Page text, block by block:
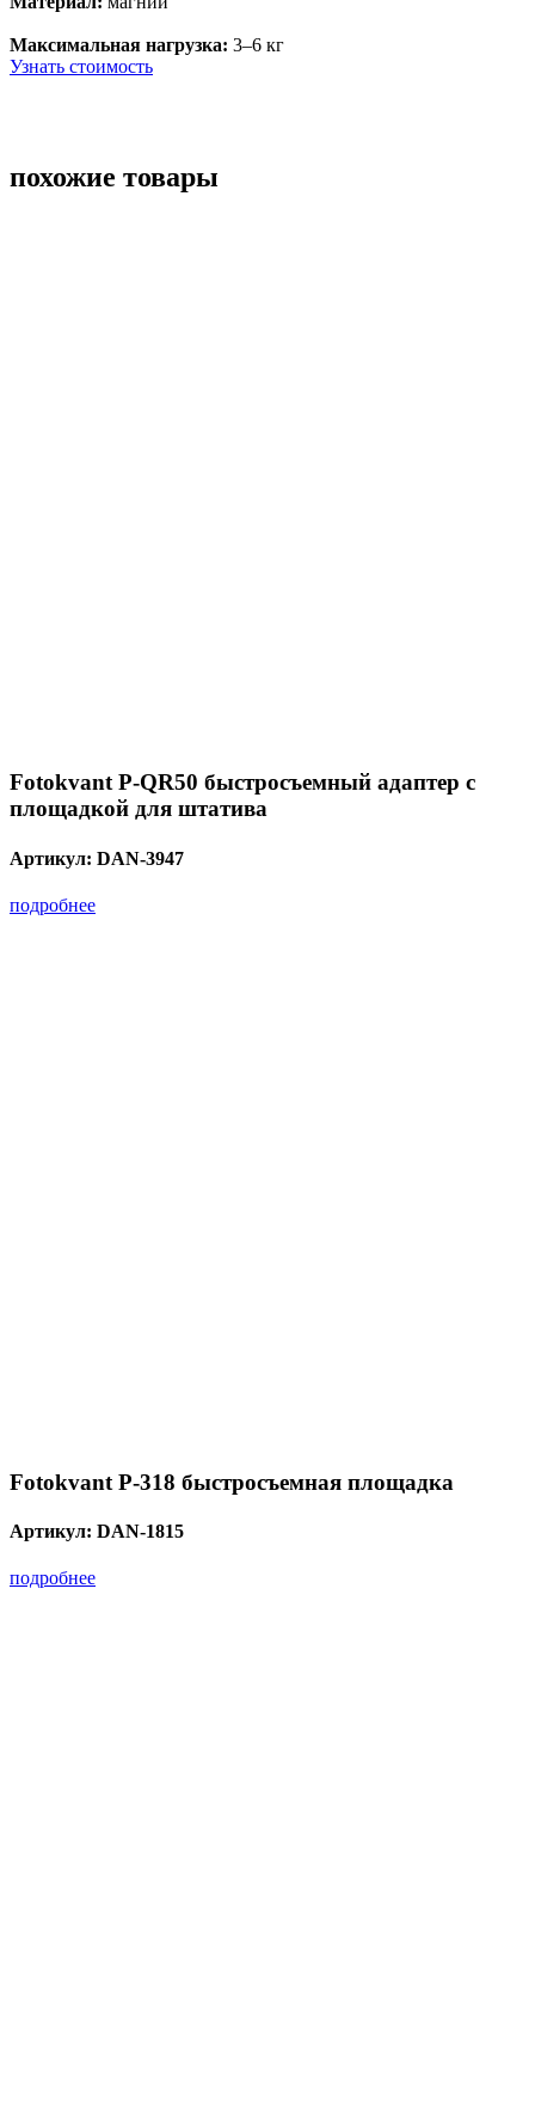
Максимальная нагрузка: 3–6 кг
Узнать стоимость
похожие товары
Fotokvant P-QR50 быстросъемный адаптер с
площадкой для штатива
Артикул: DAN-3947
подробнее
Fotokvant P-318 быстросъемная площадка
Артикул: DAN-1815
подробнее